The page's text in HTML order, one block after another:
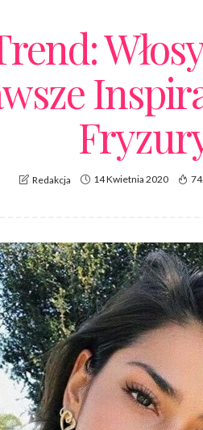
Redakcja 14 Kwietnia 2020